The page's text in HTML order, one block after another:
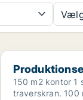
150 m2 kontor 1
traverskran. 100